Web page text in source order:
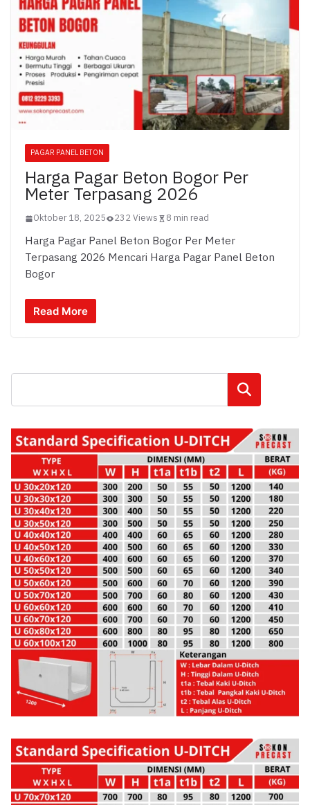
PAGAR PANEL BETON
Harga Pagar Beton Bogor Per
Meter Terpasang 2026
Oktober 18, 2025 232 Views 8 min read
Harga Pagar Panel Beton Bogor Per Meter
Terpasang 2026 Mencari Harga Pagar Panel Beton
Bogor
Read More
Cari